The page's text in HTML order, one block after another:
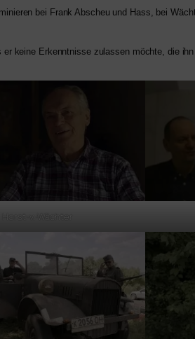
bei Frank Abscheu und Hass, bei
kei­ne Erkenntnisse zulas­sen möch­te, die
Horst‑v.-Wächter